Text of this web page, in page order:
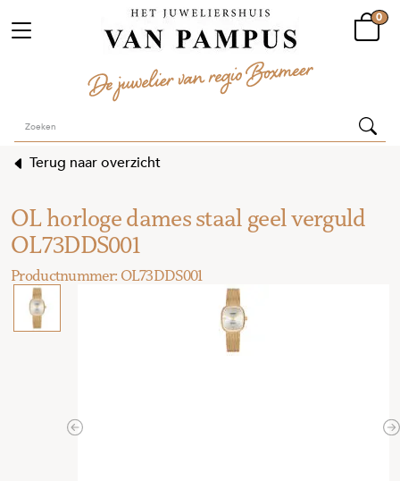
0
Terug naar overzicht
OL horloge dames staal geel verguld
OL73DDS001
Previous